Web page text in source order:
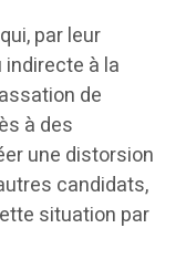
par leur
à la
de
à des
une distorsion
candidats,
situation par